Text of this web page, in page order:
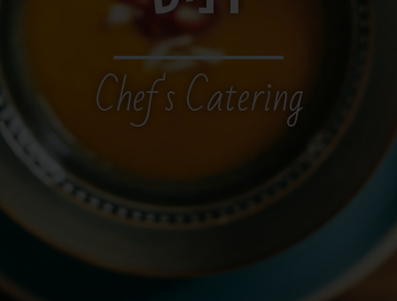
Chef's Catering